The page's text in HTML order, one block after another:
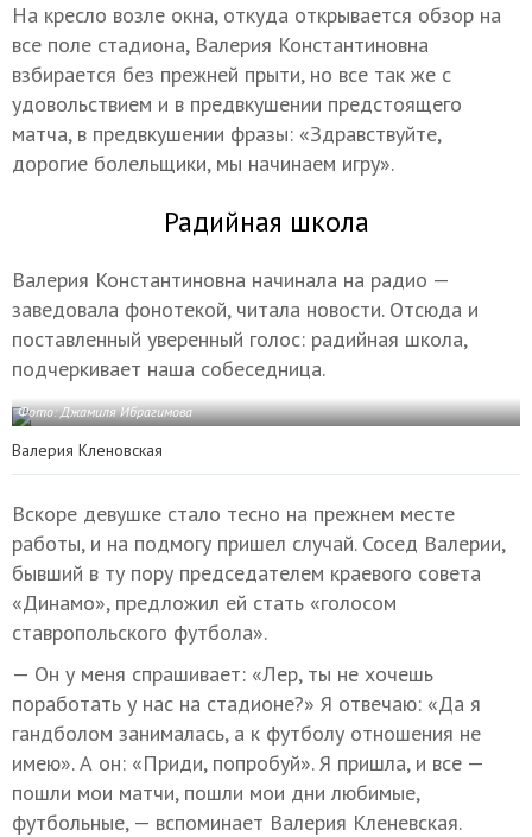
На кресло возле окна, откуда открывается обзор на
все поле стадиона, Валерия Константиновна
взбирается без прежней прыти, но все так же с
удовольствием и в предвкушении предстоящего
матча, в предвкушении фразы: «Здравствуйте,
дорогие болельщики, мы начинаем игру».
Радийная школа
Валерия Константиновна начинала на радио —
заведовала фонотекой, читала новости. Отсюда и
поставленный уверенный голос: радийная школа,
подчеркивает наша собеседница.
Фото: Джамиля Ибрагимова
Валерия Кленовская
Вскоре девушке стало тесно на прежнем месте
работы, и на подмогу пришел случай. Сосед Валерии,
бывший в ту пору председателем краевого совета
«Динамо», предложил ей стать «голосом
ставропольского футбола».
— Он у меня спрашивает: «Лер, ты не хочешь
поработать у нас на стадионе?» Я отвечаю: «Да я
гандболом занималась, а к футболу отношения не
имею». А он: «Приди, попробуй». Я пришла, и все —
пошли мои матчи, пошли мои дни любимые,
футбольные, — вспоминает Валерия Кленевская.